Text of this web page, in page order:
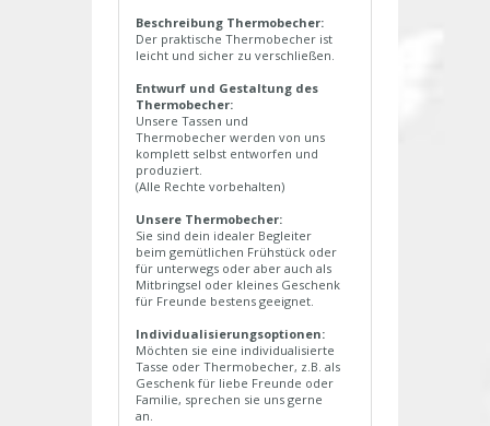
Beschreibung Thermobecher:
Der praktische Thermobecher ist
leicht und sicher zu verschließen.
Entwurf und Gestaltung des
Thermobecher:
Unsere Tassen und
Thermobecher werden von uns
komplett selbst entworfen und
produziert.
(Alle Rechte vorbehalten)
Unsere Thermobecher:
Sie sind dein idealer Begleiter
beim gemütlichen Frühstück oder
für unterwegs oder aber auch als
Mitbringsel oder kleines Geschenk
für Freunde bestens geeignet.
Individualisierungsoptionen:
Möchten sie eine individualisierte
Tasse oder Thermobecher, z.B. als
Geschenk für liebe Freunde oder
Familie, sprechen sie uns gerne
an.